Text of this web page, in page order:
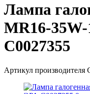
Лампа
MR16-
C0027355
Артикул производителя